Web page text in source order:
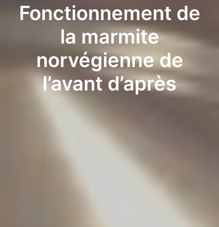
Fonctionnement de
la marmite
norvégienne de
l’avant d’après